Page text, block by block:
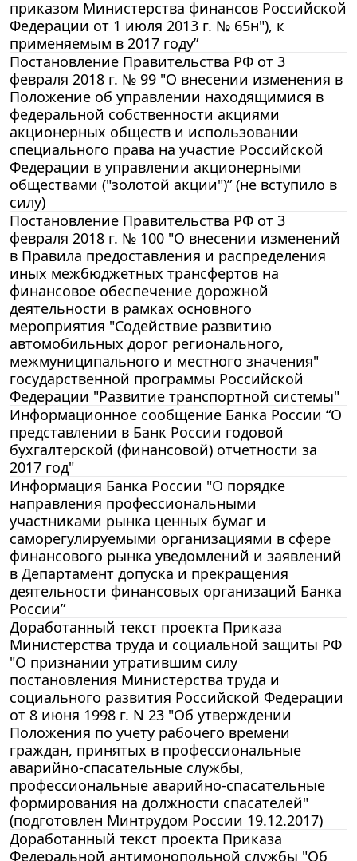
приказом Министерства финансов Российской
Федерации от 1 июля 2013 г. № 65н"), к
применяемым в 2017 году”
Постановление Правительства РФ от 3
февраля 2018 г. № 99 "О внесении изменения в
Положение об управлении находящимися в
федеральной собственности акциями
акционерных обществ и использовании
специального права на участие Российской
Федерации в управлении акционерными
обществами ("золотой акции")” (не вступило в
силу)
Постановление Правительства РФ от 3
февраля 2018 г. № 100 "О внесении изменений
в Правила предоставления и распределения
иных межбюджетных трансфертов на
финансовое обеспечение дорожной
деятельности в рамках основного
мероприятия "Содействие развитию
автомобильных дорог регионального,
межмуниципального и местного значения"
государственной программы Российской
Федерации "Развитие транспортной системы"
Информационное сообщение Банка России “О
представлении в Банк России годовой
бухгалтерской (финансовой) отчетности за
2017 год"
Информация Банка России "О порядке
направления профессиональными
участниками рынка ценных бумаг и
саморегулируемыми организациями в сфере
финансового рынка уведомлений и заявлений
в Департамент допуска и прекращения
деятельности финансовых организаций Банка
России”
Доработанный текст проекта Приказа
Министерства труда и социальной защиты РФ
"О признании утратившим силу
постановления Министерства труда и
социального развития Российской Федерации
от 8 июня 1998 г. N 23 "Об утверждении
Положения по учету рабочего времени
граждан, принятых в профессиональные
аварийно-спасательные службы,
профессиональные аварийно-спасательные
формирования на должности спасателей"
(подготовлен Минтрудом России 19.12.2017)
Доработанный текст проекта Приказа
Федеральной антимонопольной службы "Об